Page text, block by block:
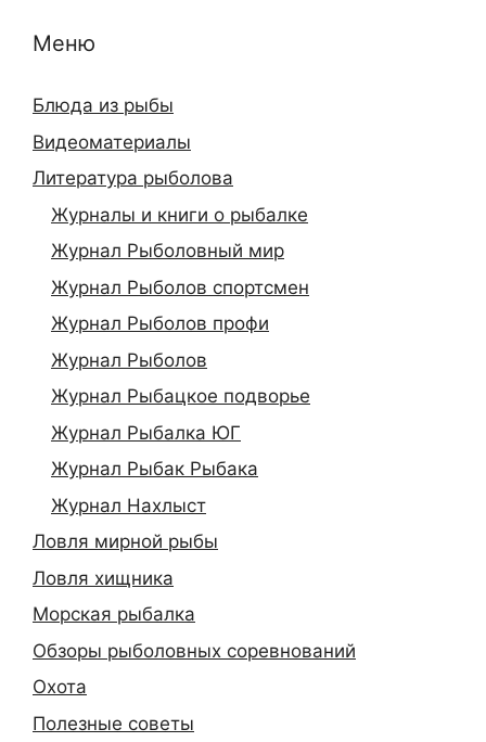
Меню
Блюда из рыбы
Видеоматериалы
Литература рыболова
Журналы и книги о рыбалке
Журнал Рыболовный мир
Журнал Рыболов спортсмен
Журнал Рыболов профи
Журнал Рыболов
Журнал Рыбацкое подворье
Журнал Рыбалка ЮГ
Журнал Рыбак Рыбака
Журнал Нахлыст
Ловля мирной рыбы
Ловля хищника
Морская рыбалка
Обзоры рыболовных соревнований
Охота
Полезные советы